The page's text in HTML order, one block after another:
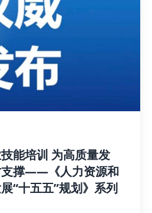
能培训 为高质量发
支撑——《人力资源和
“十五五”规划》系列